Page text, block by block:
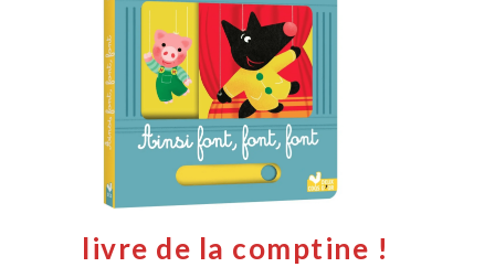
livre de la comptine !